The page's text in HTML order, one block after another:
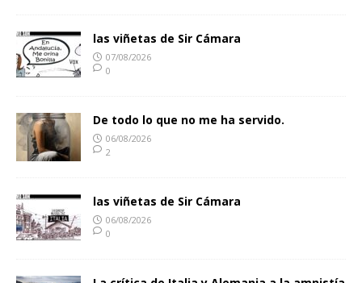
las viñetas de Sir Cámara
07/08/2026
0
De todo lo que no me ha servido.
06/08/2026
2
las viñetas de Sir Cámara
06/08/2026
0